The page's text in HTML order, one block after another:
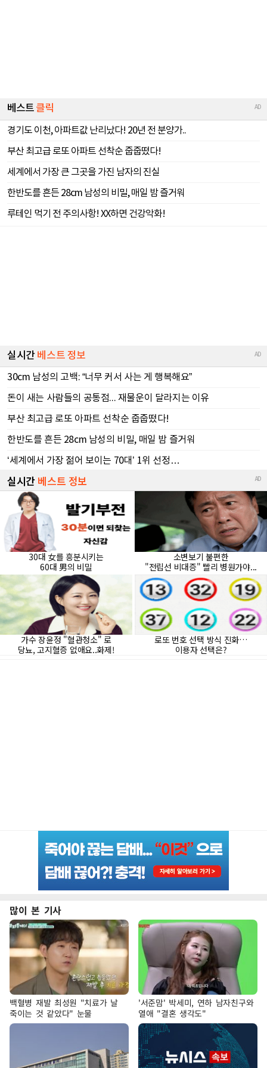
많이 본 기사
백혈병 재발 최성원 "치료가 날
죽이는 것 같았다" 눈물
'서준맘' 박세미, 연하 남자친구와
열애 "결혼 생각도"